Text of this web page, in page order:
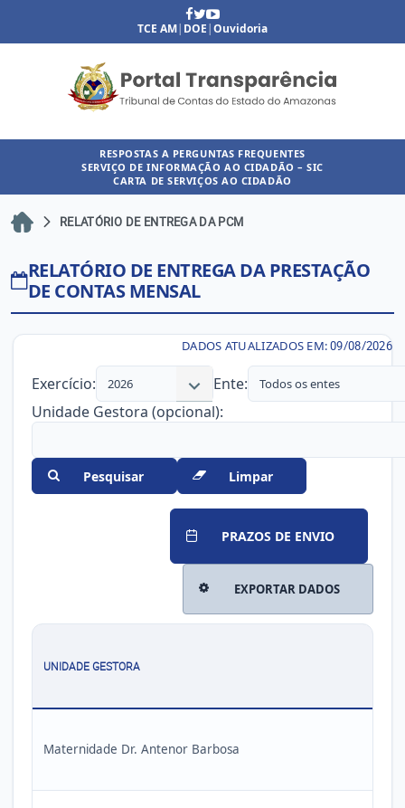
TCE AM| DOE|Ouvidoria
RESPOSTAS A PERGUNTAS FREQUENTES
SERVIÇO DE INFORMAÇÃO AO CIDADÃO – SIC
CARTA DE SERVIÇOS AO CIDADÃO
RELATÓRIO DE ENTREGA DA PCM
RELATÓRIO DE ENTREGA DA PRESTAÇÃO
DE CONTAS MENSAL
DADOS ATUALIZADOS EM:09/08/2026
Exercício: 2026 Ente: Todos os entes
Unidade Gestora (opcional):
Pesquisar Limpar
PRAZOS DE ENVIO
EXPORTAR DADOS
UNIDADE GESTORA
Maternidade Dr. Antenor Barbosa